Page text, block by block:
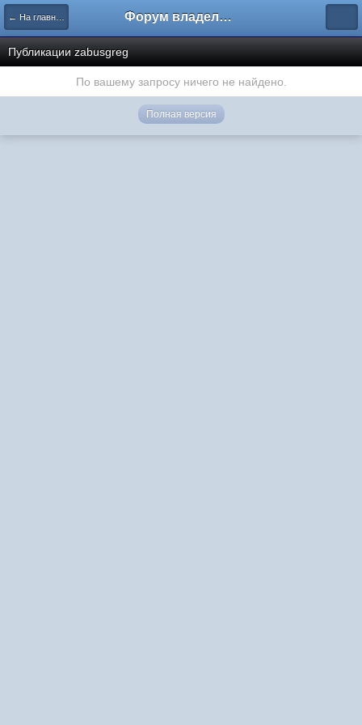
← На главную Форум владельцев интернет-магазинов
Публикации zabusgreg
По вашему запросу ничего не найдено.
Полная версия